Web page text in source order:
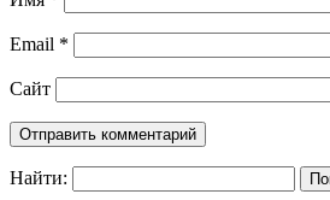
Email *
Сайт
Найти: